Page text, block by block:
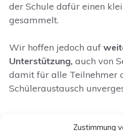
Zustimmung
der Schule dafür einen
gesammelt.
Wir hoffen jedoch auf
Unterstützung,auch von
damit für alle Teilnehmer
Schüleraustausch